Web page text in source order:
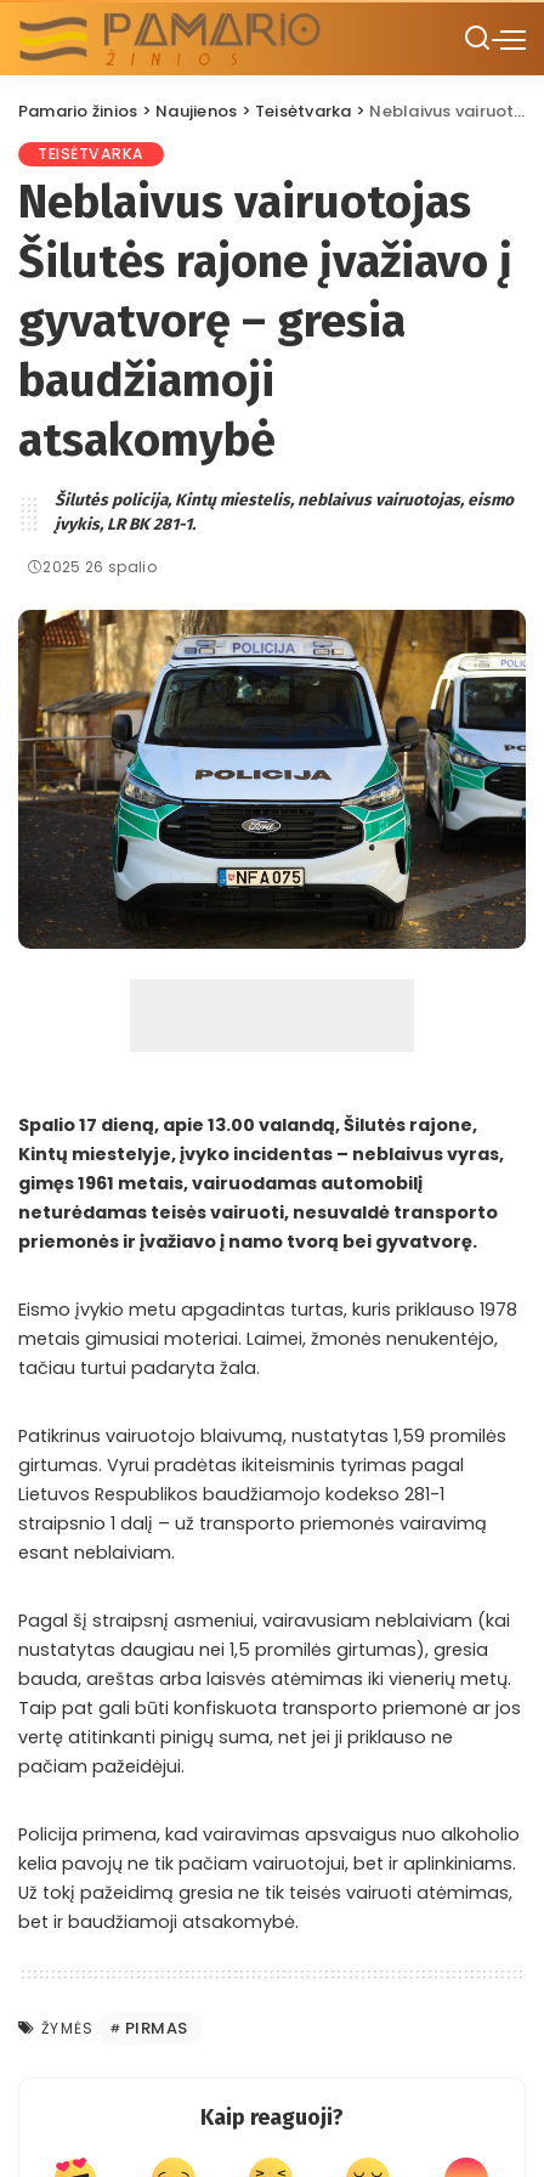
Pamario žinios > Naujienos > Teisėtvarka > Neblaivus vairuotojas Šilutės rajone įvažiavo į gyvatvorę – gresia baudžiamoji atsakomybė
TEISĖTVARKA
Neblaivus vairuotojas
Šilutės rajone įvažiavo į
gyvatvorę – gresia
baudžiamoji
atsakomybė
Šilutės policija, Kintų miestelis, neblaivus vairuotojas, eismo
įvykis, LR BK 281-1.
2025 26 spalio
Spalio 17 dieną, apie 13.00 valandą, Šilutės rajone,
Kintų miestelyje, įvyko incidentas – neblaivus vyras,
gimęs 1961 metais, vairuodamas automobilį
neturėdamas teisės vairuoti, nesuvaldė transporto
priemonės ir įvažiavo į namo tvorą bei gyvatvorę.
Eismo įvykio metu apgadintas turtas, kuris priklauso 1978
metais gimusiai moteriai. Laimei, žmonės nenukentėjo,
tačiau turtui padaryta žala.
Patikrinus vairuotojo blaivumą, nustatytas 1,59 promilės
girtumas. Vyrui pradėtas ikiteisminis tyrimas pagal
Lietuvos Respublikos baudžiamojo kodekso 281-1
straipsnio 1 dalį – už transporto priemonės vairavimą
esant neblaiviam.
Pagal šį straipsnį asmeniui, vairavusiam neblaiviam (kai
nustatytas daugiau nei 1,5 promilės girtumas), gresia
bauda, areštas arba laisvės atėmimas iki vienerių metų.
Taip pat gali būti konfiskuota transporto priemonė ar jos
vertę atitinkanti pinigų suma, net jei ji priklauso ne
pačiam pažeidėjui.
Policija primena, kad vairavimas apsvaigus nuo alkoholio
kelia pavojų ne tik pačiam vairuotojui, bet ir aplinkiniams.
Už tokį pažeidimą gresia ne tik teisės vairuoti atėmimas,
bet ir baudžiamoji atsakomybė.
ŽYMĖS PIRMAS
Kaip reaguoji?